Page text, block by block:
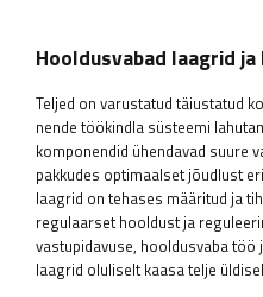
Hooldusvabad laagrid
Teljed on varustatud täiustatud
nende töökindla süsteemi
komponendid ühendavad suure
pakkudes optimaalset jõudlust
laagrid on tehases määritud ja
regulaarset hooldust ja
vastupidavuse, hooldusvaba
laagrid oluliselt kaasa telje